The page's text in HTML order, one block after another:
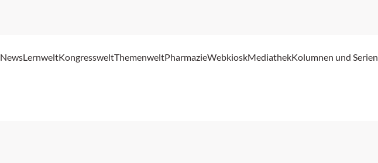
NewsLernweltKongressweltThemenweltPharmazieWebkioskMediathekKolumnen und Serien